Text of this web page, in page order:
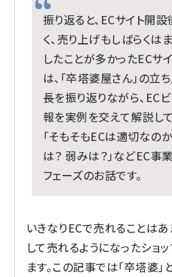
振り返ると、ECサイト開
く、売り上げもしばらくは
したことが多かったECサ
は、「卒塔婆屋さん」の立
長を振り返りながら、EC
報を実例を交えて解説して
「そもそもECは適切なの
は？ 弱みは？」などEC
フェーズのお話です。
いきなりECで売れることは
して売れるようになったショ
ます。この記事では「卒塔婆」